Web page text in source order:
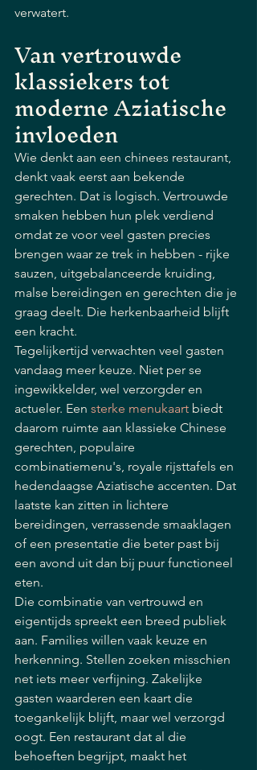
verwatert.
Van vertrouwde
klassiekers tot
moderne Aziatische
invloeden
Wie denkt aan een chinees restaurant,
denkt vaak eerst aan bekende
gerechten. Dat is logisch. Vertrouwde
smaken hebben hun plek verdiend
omdat ze voor veel gasten precies
brengen waar ze trek in hebben - rijke
sauzen, uitgebalanceerde kruiding,
malse bereidingen en gerechten die je
graag deelt. Die herkenbaarheid blijft
een kracht.
Tegelijkertijd verwachten veel gasten
vandaag meer keuze. Niet per se
ingewikkelder, wel verzorgder en
actueler. Een sterke menukaart biedt
daarom ruimte aan klassieke Chinese
gerechten, populaire
combinatiemenu's, royale rijsttafels en
hedendaagse Aziatische accenten. Dat
laatste kan zitten in lichtere
bereidingen, verrassende smaaklagen
of een presentatie die beter past bij
een avond uit dan bij puur functioneel
eten.
Die combinatie van vertrouwd en
eigentijds spreekt een breed publiek
aan. Families willen vaak keuze en
herkenning. Stellen zoeken misschien
net iets meer verfijning. Zakelijke
gasten waarderen een kaart die
toegankelijk blijft, maar wel verzorgd
oogt. Een restaurant dat al die
behoeften begrijpt, maakt het